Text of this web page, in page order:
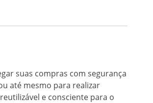
suas compras com segurança
até mesmo para realizar
e consciente para o